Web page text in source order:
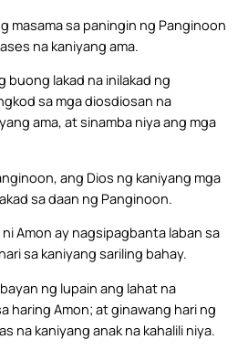
masama sa paningin ng Panginoon
na kaniyang ama.
buong lakad na inilakad ng
sa mga diosdiosan na
ama, at sinamba niya ang mga
ang Dios ng kaniyang mga
sa daan ng Panginoon.
Amon ay nagsipagbanta laban sa
sa kaniyang sariling bahay.
ng lupain ang lahat na
haring Amon; at ginawang hari ng
na kaniyang anak na kahalili niya.